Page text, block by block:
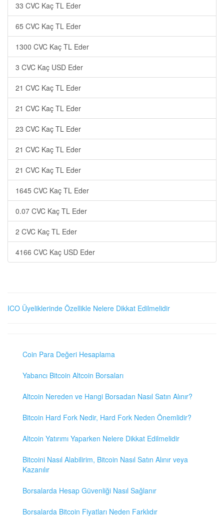
33 CVC Kaç TL Eder
65 CVC Kaç TL Eder
1300 CVC Kaç TL Eder
3 CVC Kaç USD Eder
21 CVC Kaç TL Eder
21 CVC Kaç TL Eder
23 CVC Kaç TL Eder
21 CVC Kaç TL Eder
21 CVC Kaç TL Eder
1645 CVC Kaç TL Eder
0.07 CVC Kaç TL Eder
2 CVC Kaç TL Eder
4166 CVC Kaç USD Eder
ICO Üyeliklerinde Özellikle Nelere Dikkat Edilmelidir
Coin Para Değeri Hesaplama
Yabancı Bitcoin Altcoin Borsaları
Altcoin Nereden ve Hangi Borsadan Nasıl Satın Alınır?
Bitcoin Hard Fork Nedir, Hard Fork Neden Önemlidir?
Altcoin Yatırımı Yaparken Nelere Dikkat Edilmelidir
Bitcoini Nasıl Alabilirim, Bitcoin Nasıl Satın Alınır veya
Kazanılır
Borsalarda Hesap Güvenliği Nasıl Sağlanır
Borsalarda Bitcoin Fiyatları Neden Farklıdır